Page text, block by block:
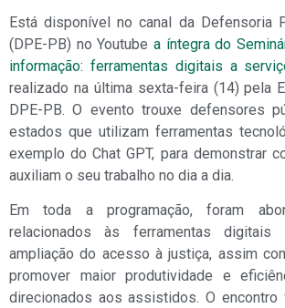
Está disponível no canal da Defensoria
(DPE-PB) no Youtube a íntegra do
informação: ferramentas digitais a
realizado na última sexta-feira (14) pela
DPE-PB. O evento trouxe defensores
estados que utilizam ferramentas
exemplo do Chat GPT, para demonstrar
auxiliam o seu trabalho no dia a dia.
Em toda a programação, foram
relacionados às ferramentas digitais
ampliação do acesso à justiça, assim
promover maior produtividade e
direcionados aos assistidos. O